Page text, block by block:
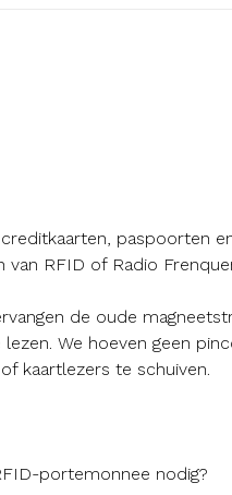
paspoorten
van RFID of Radio
de oude
lezen. We hoeven geen
kaartlezers te schuiven.
portemonnee nodig?